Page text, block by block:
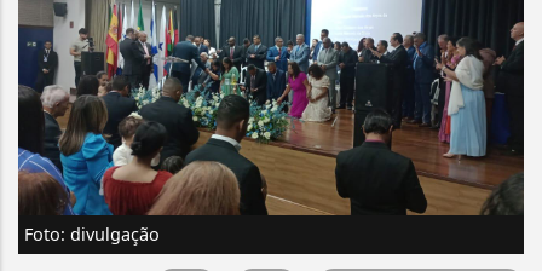
Foto: divulgação